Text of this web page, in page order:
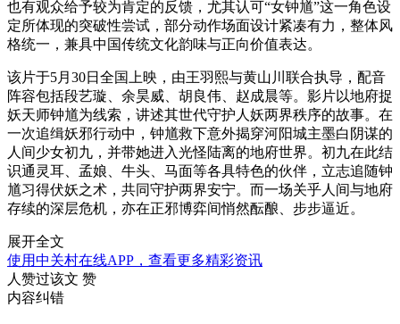
也有观众给予较为肯定的反馈，尤其认可“女钟馗”这一角色设
定所体现的突破性尝试，部分动作场面设计紧凑有力，整体风
格统一，兼具中国传统文化韵味与正向价值表达。
该片于5月30日全国上映，由王羽熙与黄山川联合执导，配音
阵容包括段艺璇、余昊威、胡良伟、赵成晨等。影片以地府捉
妖天师钟馗为线索，讲述其世代守护人妖两界秩序的故事。在
一次追缉妖邪行动中，钟馗救下意外揭穿河阳城主墨白阴谋的
人间少女初九，并带她进入光怪陆离的地府世界。初九在此结
识通灵耳、孟娘、牛头、马面等各具特色的伙伴，立志追随钟
馗习得伏妖之术，共同守护两界安宁。而一场关乎人间与地府
存续的深层危机，亦在正邪博弈间悄然酝酿、步步逼近。
展开全文
使用中关村在线APP，查看更多精彩资讯
人赞过该文 赞
内容纠错